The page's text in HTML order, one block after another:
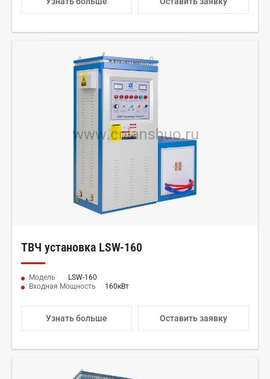
ТВЧ установка LSW-160
Модель
LSW-160
Входная Мощность
160кВт
Узнать больше Оставить заявку